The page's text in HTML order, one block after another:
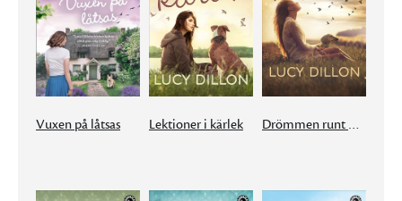
Vuxen på låtsas Lektioner i kärlek Drömmen runt hörnet